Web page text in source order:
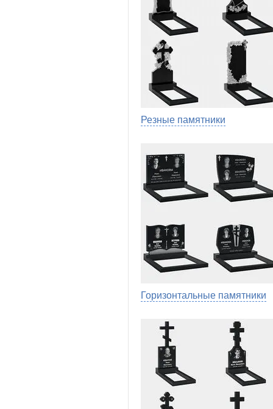
Резные памятники
Горизонтальные памятники